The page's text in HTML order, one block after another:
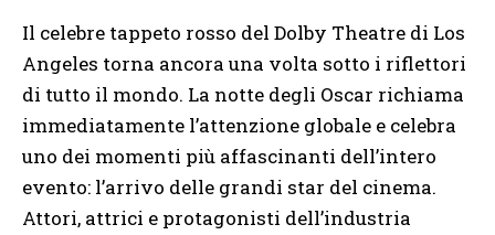
Il celebre tappeto rosso del Dolby Theatre di Los
Angeles torna ancora una volta sotto i riflettori
di tutto il mondo. La notte degli Oscar richiama
immediatamente l’attenzione globale e celebra
uno dei momenti più affascinanti dell’intero
evento: l’arrivo delle grandi star del cinema.
Attori, attrici e protagonisti dell’industria